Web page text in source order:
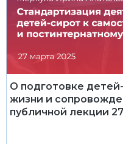
О подготовке
жизни и
публичной лекции